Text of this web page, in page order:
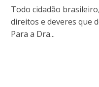
Todo cidadão
direitos e deveres que
Para a Dra...